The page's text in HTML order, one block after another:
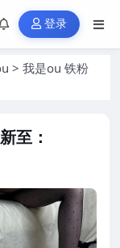
登录
> 我是ou 铁粉
至：